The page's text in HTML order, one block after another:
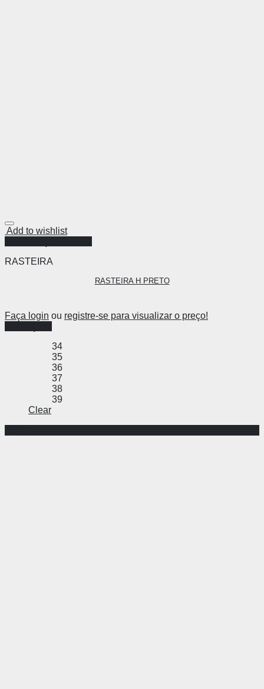
Add to wishlist
RASTEIRA
RASTEIRA H PRETO
Faça login ou registre-se para visualizar o preço!
34
35
36
37
38
39
Clear